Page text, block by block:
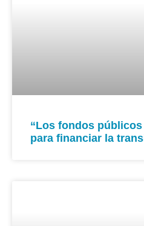
“Los fondos
para financiar la